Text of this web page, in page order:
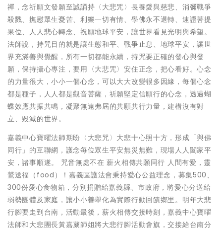
禪，念祈願文發願至誠誦持〈大悲咒〉長養愛與慈悲、消彌戰爭
殺戮、撫慰眾生憂苦、利樂一切有情、學佛永不退轉、速證菩提
果位、人人悲心轉念、祝願地球平安，讓世界看見光明與希望。
法師說，持咒目的就是讓生態和平、戰爭止息、地球平安，讓世
界充滿善與覺醒，所有一切都能永續，持咒要正確的發心與發
願，保持攝心專注，要用〈大悲咒〉安住正念，把心看好。心念
的力量很大，小小一個心念，可以大大改變很多因緣，每個心念
都是種子，人人都是觀音菩薩，祈願堅定信願行的心念，透過蝴
蝶效應共振共鳴，凝聚無遠弗屆的共願共行力量，建構沒有對
立、毀滅的世界。
嘉義中心寶曜法師期盼〈大悲咒〉大悲十心照十方，形成「與佛
同行」的互聯網，護念每位眾生平安無災無難，現場人人闔家平
安，諸事順遂。 咒音無處不在 薪火相傳共願同行 人間有愛，靈
鷲送福（food）！嘉義區護法會秉持愛心公益理念，募集500、
300份愛心食物箱，分別捐贈給嘉義縣、市政府，將愛心分送給
弱勢團體及家庭，讓小小善舉化為實際行動回饋鄉里。明年大悲
行腳要走到台南，活動最後，薪火相傳交接時刻，嘉義中心寶曜
法師和大悲團長黃嘉葳師姐將大悲行腳活動會旗，交接給台南分